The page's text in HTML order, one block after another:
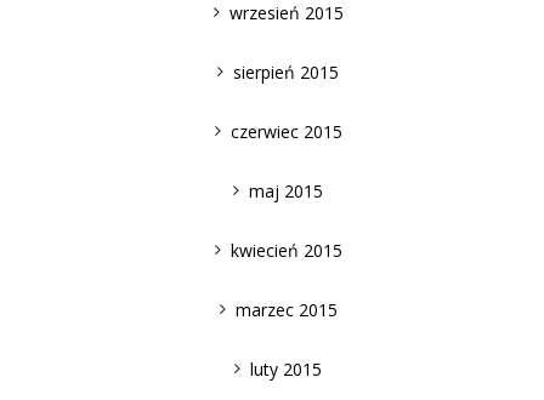
wrzesień 2015
sierpień 2015
czerwiec 2015
maj 2015
kwiecień 2015
marzec 2015
luty 2015